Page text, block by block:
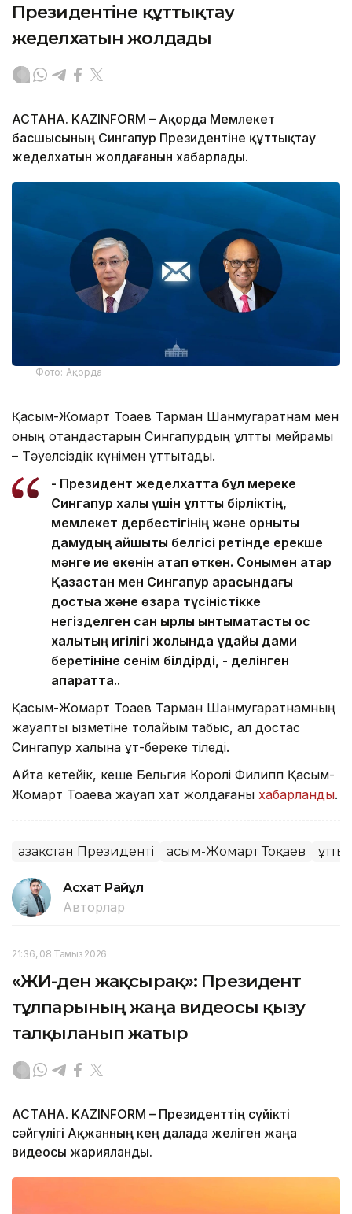
Президентіне құттықтау
жеделхатын жолдады
АСТАНА. KAZINFORM – Ақорда Мемлекет
басшысының Сингапур Президентіне құттықтау
жеделхатын жолдағанын хабарлады.
Фото: Ақорда
Қасым-Жомарт Тоқаев Тарман Шанмугаратнам мен
оның отандастарын Сингапурдың ұлттық мейрамы
– Тәуелсіздік күнімен құттықтады.
- Президент жеделхатта бұл мереке
Сингапур халқы үшін ұлттық бірліктің,
мемлекет дербестігінің және орнықты
дамудың айшықты белгісі ретінде ерекше
мәнге ие екенін атап өткен. Сонымен қатар
Қазақстан мен Сингапур арасындағы
достыққа және өзара түсіністікке
негізделген сан қырлы ынтымақтастық қос
халықтың игілігі жолында ұдайы дами
беретініне сенім білдірді, - делінген
ақпаратта..
Қасым-Жомарт Тоқаев Тарман Шанмугаратнамның
жауапты қызметіне толайым табыс, ал достас
Сингапур халқына құт-береке тіледі.
Айта кетейік, кеше Бельгия Королі Филипп Қасым-
Жомарт Тоқаевқа жауап хат жолдағаны хабарланды.
Қазақстан Президенті Қасым-Жомарт Тоқаев
Асхат Райқұл
Авторлар
21:36, 08 Тамыз 2026
«ЖИ-ден жақсырақ»: Президент
тұлпарының жаңа видеосы қызу
талқыланып жатыр
АСТАНА. KAZINFORM – Президенттің сүйікті
сәйгүлігі Ақжанның кең далада желіген жаңа
видеосы жарияланды.